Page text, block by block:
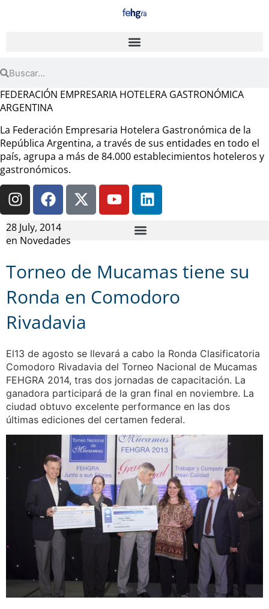
FEDERACIÓN EMPRESARIA HOTELERA GASTRONÓMICA
ARGENTINA
La Federación Empresaria Hotelera Gastronómica de la
República Argentina, a través de sus entidades en todo el
país, agrupa a más de 84.000 establecimientos hoteleros y
gastronómicos.
28 July, 2014
en Novedades
Torneo de Mucamas tiene su
Ronda en Comodoro
Rivadavia
El13 de agosto se llevará a cabo la Ronda Clasificatoria
Comodoro Rivadavia del Torneo Nacional de Mucamas
FEHGRA 2014, tras dos jornadas de capacitación. La
ganadora participará de la gran final en noviembre. La
ciudad obtuvo excelente performance en las dos
últimas ediciones del certamen federal.